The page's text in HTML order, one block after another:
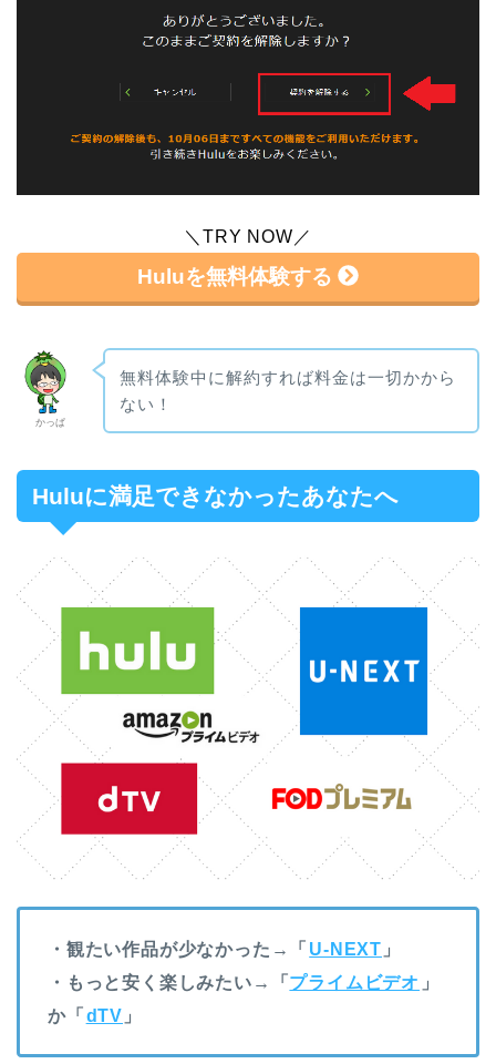
＼TRY NOW／
Huluを無料体験する
かっぱ
無料体験中に解約すれば料金は一切かから
ない！
Huluに満足できなかったあなたへ
・観たい作品が少なかった→「 U-NEXT 」
・もっと安く楽しみたい→「 プライムビデオ 」
か「 dTV 」